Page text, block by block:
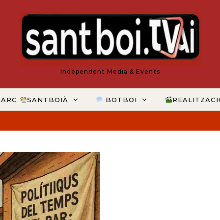
Independent Media & Events
SANTBOIÀ BOTBOI